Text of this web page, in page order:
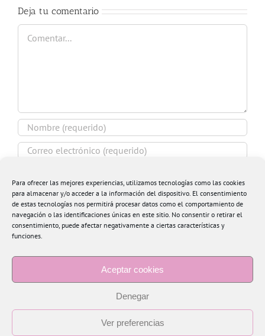
Para ofrecer las mejores experiencias, utilizamos tecnologías como las cookies
para almacenar y/o acceder a la información del dispositivo. El consentimiento
de estas tecnologías nos permitirá procesar datos como el comportamiento de
navegación o las identificaciones únicas en este sitio. No consentir o retirar el
consentimiento, puede afectar negativamente a ciertas características y
funciones.
Aceptar cookies
Denegar
Ver preferencias
Deja tu comentario
Comentar
Guardar mi nombre, email y sitio web en este
navegador para la próxima vez que comente.